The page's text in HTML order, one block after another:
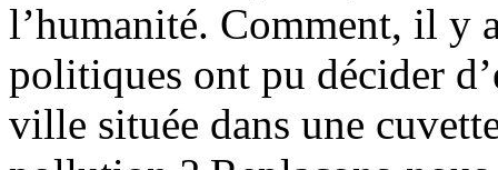
l’humanité. Comment, il y
politiques ont pu décider
ville située dans une